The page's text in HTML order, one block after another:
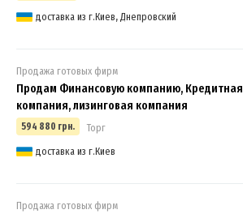
доставка из г.Киев, Днепровский
Продажа готовых фирм
Продам Финансовую компанию, Кредитная
компания, лизинговая компания
594 880 грн.
Торг
доставка из г.Киев
Продажа готовых фирм